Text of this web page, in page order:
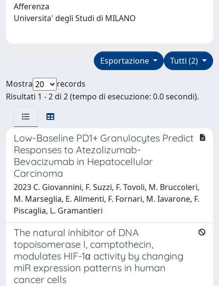
Afferenza
Universita' degli Studi di MILANO
Tutti (2)
Esportazione
Mostra
records
Risultati 1 - 2 di 2 (tempo di esecuzione: 0.0 secondi).
Low-Baseline PD1+ Granulocytes Predict
Responses to Atezolizumab-
Bevacizumab in Hepatocellular
Carcinoma
2023 C. Giovannini, F. Suzzi, F. Tovoli, M. Bruccoleri,
M. Marseglia, E. Alimenti, F. Fornari, M. Iavarone, F.
Piscaglia, L. Gramantieri
The natural inhibitor of DNA
topoisomerase I, camptothecin,
modulates HIF-1α activity by changing
miR expression patterns in human
cancer cells